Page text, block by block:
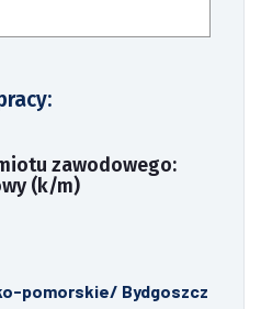
zawodowego:
(k/m)
pomorskie/ Bydgoszcz